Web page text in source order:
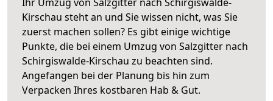
Kirschau steht an und Sie wissen nicht, was Sie
zuerst machen sollen? Es gibt einige wichtige
Punkte, die bei einem Umzug von Salzgitter nach
Schirgiswalde-Kirschau zu beachten sind.
Angefangen bei der Planung bis hin zum
Verpacken Ihres kostbaren Hab & Gut.